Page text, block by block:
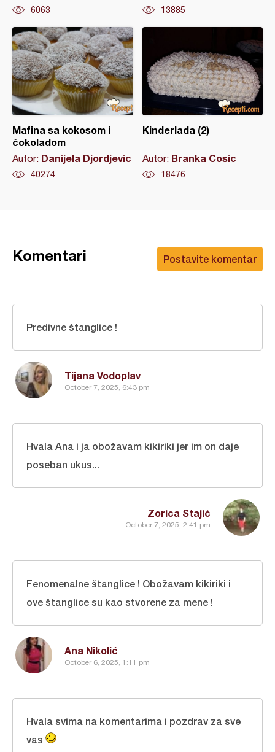
6063 13885
Mafina sa kokosom i
čokoladom
Autor: Danijela Djordjevic
40274
Kinderlada (2)
Autor: Branka Cosic
18476
Postavite komentar
Komentari
Tijana Vodoplav
October 7, 2025, 6:43 pm
Predivne štanglice !
Zorica Stajić
October 7, 2025, 2:41 pm
Hvala Ana i ja obožavam kikiriki jer im on daje
poseban ukus...
Ana Nikolić
October 6, 2025, 1:11 pm
Fenomenalne štanglice ! Obožavam kikiriki i
ove štanglice su kao stvorene za mene !
Hvala svima na komentarima i pozdrav za sve
vas